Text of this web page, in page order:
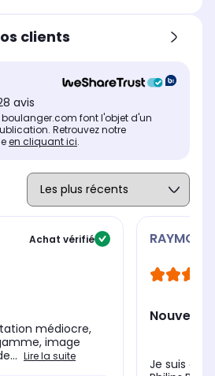
Puissance
2 x 8 Watts
clients
avis
boulanger.com font l'objet d'un
Retrouvez notre
en cliquant ici.
Achat vérifié
médiocre,
image
Lire la suite
RAYMOND
Nouvelle
Je suis